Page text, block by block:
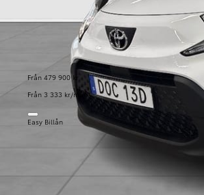
Från 479 900 kr
Från 3 333 kr/mån
Easy Billån